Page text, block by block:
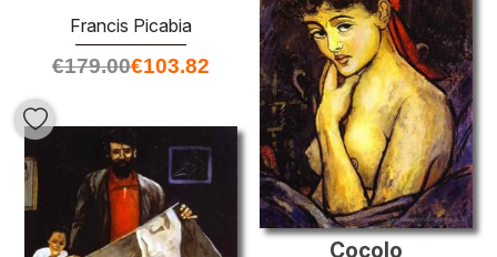
Francis Picabia
€179.00€103.82
Cocolo